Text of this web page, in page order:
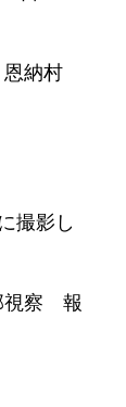
恩納村
撮影し
視察 報